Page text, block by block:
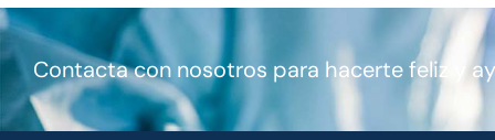
Contacta con nosotros para hacerte feliz y